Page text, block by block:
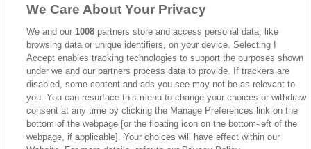
→AdmiralBet Bonus →AdmiralBet besuchen
→Bwin Bonus →Bwin besuchen
We Care About Your Privacy
We and our1008 partners store and access personal data, like
browsing data or unique identifiers, on your device. Selecting I
Accept enables tracking technologies to support the purposes shown
under we and our partners process data to provide. If trackers are
disabled, some content and ads you see may not be as relevant to
you. You can resurface this menu to change your choices or withdraw
consent at any time by clicking the Manage Preferences link on the
bottom of the webpage [or the floating icon on the bottom-left of the
webpage, if applicable]. Your choices will have effect within our